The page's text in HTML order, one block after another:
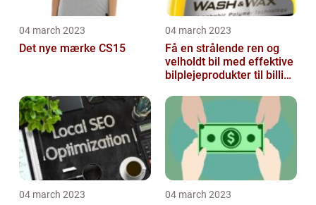
04 march 2023
Det nye mærke CS15
04 march 2023
Få en strålende ren og
velholdt bil med effektive
bilplejeprodukter til billige
04 march 2023 04 march 2023